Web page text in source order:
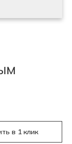
в 1 клик